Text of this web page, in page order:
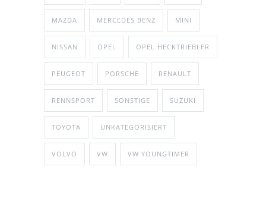
MAZDA MERCEDES BENZ MINI
NISSAN OPEL OPEL HECKTRIEBLER
PEUGEOT PORSCHE RENAULT
RENNSPORT SONSTIGE SUZUKI
TOYOTA UNKATEGORISIERT
VOLVO VW VW YOUNGTIMER